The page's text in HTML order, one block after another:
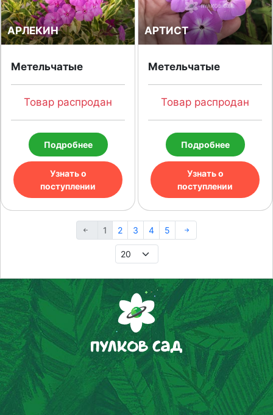
АРЛЕКИН
Метельчатые
Товар распродан
Подробнее
Узнать о
поступлении
АРТИСТ
Метельчатые
Товар распродан
Подробнее
Узнать о
поступлении
1 2 3 4 5